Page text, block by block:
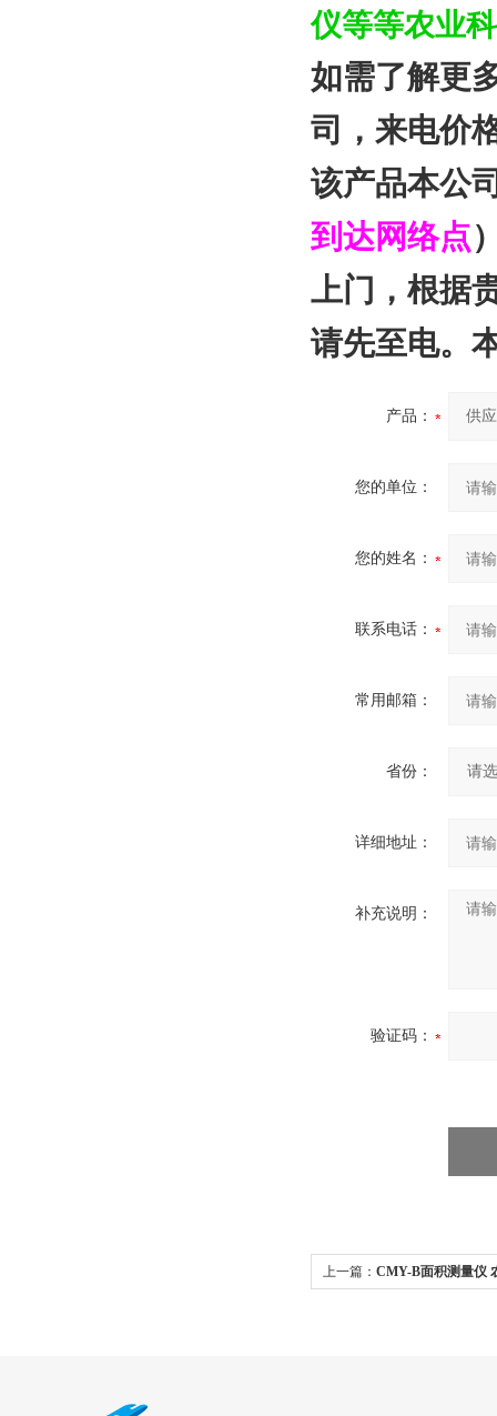
仪等等农业
如需了解更
司
，来电价
该产品本公
到达网络点
上门，根据
请先至电。
产品：
您的单位：
您的姓名：
联系电话：
常用邮箱：
省份：
详细地址：
补充说明：
验证码：
上一篇： CMY-B面积测量仪